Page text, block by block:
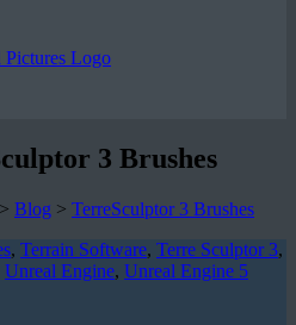
3 Brushes
> Blog > TerreSculptor 3 Brushes
, Terrain Software, Terre Sculptor 3,
Unreal Engine, Unreal Engine 5